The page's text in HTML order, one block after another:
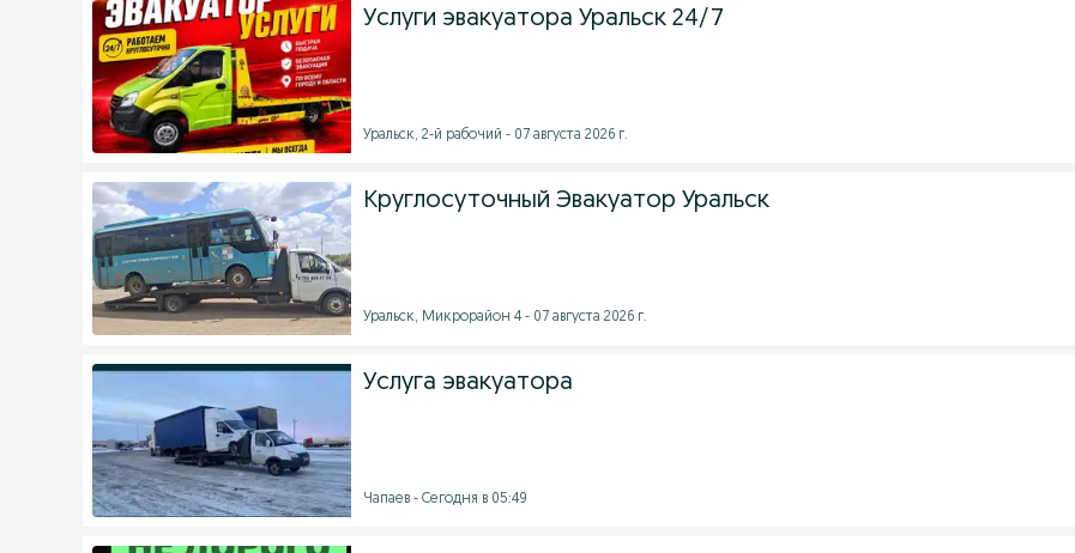
Услуги эвакуатора Уральск 24/7
Уральск, 2-й рабочий - 07 августа 2026 г.
Круглосуточный Эвакуатор Уральск
Уральск, Микрорайон 4 - 07 августа 2026 г.
Услуга эвакуатора
Чапаев - Сегодня в 05:49